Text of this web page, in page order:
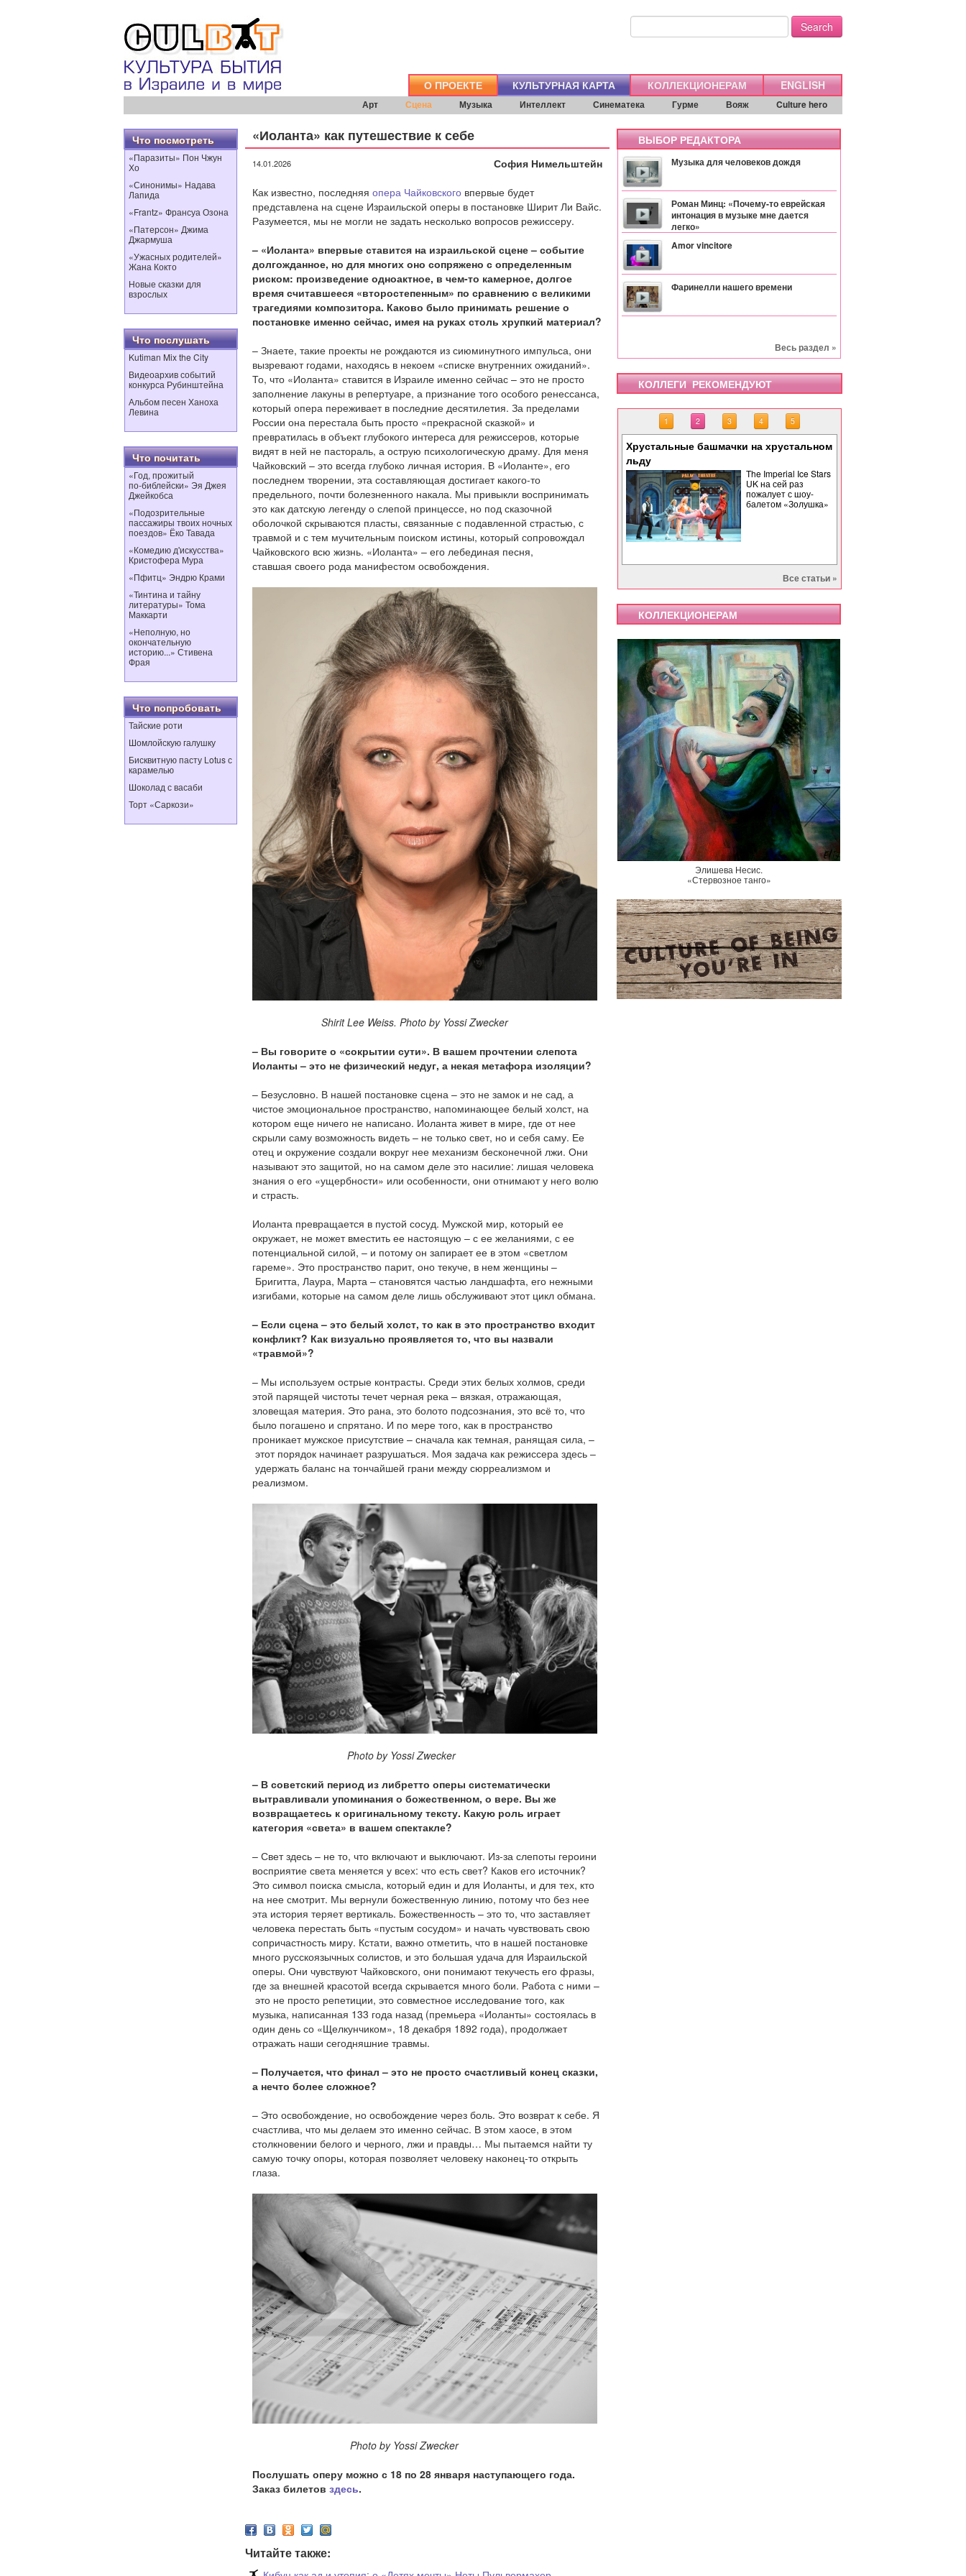
Search
О ПРОЕКТЕ КУЛЬТУРНАЯ КАРТА КОЛЛЕКЦИОНЕРАМ ENGLISH
Арт Сцена Музыка Интеллект Синематека Гурме Вояж Culture hero
Что посмотреть
«Паразиты» Пон Чжун
Хо
«Синонимы» Надава
Лапида
«Frantz» Франсуа Озона
«Патерсон» Джима
Джармуша
«Ужасных родителей»
Жана Кокто
Новые сказки для
взрослых
Что послушать
Kutiman Mix the City
Видеоархив событий
конкурса Рубинштейна
Альбом песен Ханоха
Левина
Что почитать
«Год, прожитый
по‑библейски» Эя Джея
Джейкобса
«Подозрительные
пассажиры твоих ночных
поездов» Ёко Тавада
«Комедию д'искусства»
Кристофера Мура
«Пфитц» Эндрю Крами
«Тинтина и тайну
литературы» Тома
Маккарти
«Неполную, но
окончательную
историю...» Стивена
Фрая
Что попробовать
Тайские роти
Шомлойскую галушку
Бисквитную пасту Lotus с
карамелью
Шоколад с васаби
Торт «Саркози»
«Иоланта» как путешествие к себе
14.01.2026
София Нимельштейн
Как известно, последняя опера Чайковского впервые будет
представлена на сцене Израильской оперы в постановке Ширит Ли Вайс.
Разумеется, мы не могли не задать несколько вопросов режиссеру.
– «Иоланта» впервые ставится на израильской сцене – событие
долгожданное, но для многих оно сопряжено с определенным
риском: произведение одноактное, в чем-то камерное, долгое
время считавшееся «второстепенным» по сравнению с великими
трагедиями композитора. Каково было принимать решение о
постановке именно сейчас, имея на руках столь хрупкий материал?
– Знаете, такие проекты не рождаются из сиюминутного импульса, они
вызревают годами, находясь в некоем «списке внутренних ожиданий».
То, что «Иоланта» ставится в Израиле именно сейчас – это не просто
заполнение лакуны в репертуаре, а признание того особого ренессанса,
который опера переживает в последние десятилетия. За пределами
России она перестала быть просто «прекрасной сказкой» и
превратилась в объект глубокого интереса для режиссеров, которые
видят в ней не пастораль, а острую психологическую драму. Для меня
Чайковский – это всегда глубоко личная история. В «Иоланте», его
последнем творении, эта составляющая достигает какого-то
предельного, почти болезненного накала. Мы привыкли воспринимать
это как датскую легенду о слепой принцессе, но под сказочной
оболочкой скрываются пласты, связанные с подавленной страстью, с
травмой и с тем мучительным поиском истины, который сопровождал
Чайковского всю жизнь. «Иоланта» – его лебединая песня,
ставшая своего рода манифестом освобождения.
Shirit Lee Weiss. Photo by Yossi Zwecker
– Вы говорите о «сокрытии сути». В вашем прочтении слепота
Иоланты – это не физический недуг, а некая метафора изоляции?
– Безусловно. В нашей постановке сцена – это не замок и не сад, а
чистое эмоциональное пространство, напоминающее белый холст, на
котором еще ничего не написано. Иоланта живет в мире, где от нее
скрыли саму возможность видеть – не только свет, но и себя саму. Ее
отец и окружение создали вокруг нее механизм бесконечной лжи. Они
называют это защитой, но на самом деле это насилие: лишая человека
знания о его «ущербности» или особенности, они отнимают у него волю
и страсть.
Иоланта превращается в пустой сосуд. Мужской мир, который ее
окружает, не может вместить ее настоящую – с ее желаниями, с ее
потенциальной силой, – и потому он запирает ее в этом «светлом
гареме». Это пространство парит, оно текуче, в нем женщины –
Бригитта, Лаура, Марта – становятся частью ландшафта, его нежными
изгибами, которые на самом деле лишь обслуживают этот цикл обмана.
– Если сцена – это белый холст, то как в это пространство входит
конфликт? Как визуально проявляется то, что вы назвали
«травмой»?
– Мы используем острые контрасты. Среди этих белых холмов, среди
этой парящей чистоты течет черная река – вязкая, отражающая,
зловещая материя. Это рана, это болото подсознания, это всё то, что
было погашено и спрятано. И по мере того, как в пространство
проникает мужское присутствие – сначала как темная, ранящая сила, –
этот порядок начинает разрушаться. Моя задача как режиссера здесь –
удержать баланс на тончайшей грани между сюрреализмом и
реализмом.
Photo by Yossi Zwecker
– В советский период из либретто оперы систематически
вытравливали упоминания о божественном, о вере. Вы же
возвращаетесь к оригинальному тексту. Какую роль играет
категория «света» в вашем спектакле?
– Свет здесь – не то, что включают и выключают. Из-за слепоты героини
восприятие света меняется у всех: что есть свет? Каков его источник?
Это символ поиска смысла, который един и для Иоланты, и для тех, кто
на нее смотрит. Мы вернули божественную линию, потому что без нее
эта история теряет вертикаль. Божественность – это то, что заставляет
человека перестать быть «пустым сосудом» и начать чувствовать свою
сопричастность миру. Кстати, важно отметить, что в нашей постановке
много русскоязычных солистов, и это большая удача для Израильской
оперы. Они чувствуют Чайковского, они понимают текучесть его фразы,
где за внешней красотой всегда скрывается много боли. Работа с ними –
это не просто репетиции, это совместное исследование того, как
музыка, написанная 133 года назад (премьера «Иоланты» состоялась в
один день со «Щелкунчиком», 18 декабря 1892 года), продолжает
отражать наши сегодняшние травмы.
– Получается, что финал – это не просто счастливый конец сказки,
а нечто более сложное?
– Это освобождение, но освобождение через боль. Это возврат к себе. Я
счастлива, что мы делаем это именно сейчас. В этом хаосе, в этом
столкновении белого и черного, лжи и правды… Мы пытаемся найти ту
самую точку опоры, которая позволяет человеку наконец-то открыть
глаза.
Photo by Yossi Zwecker
Послушать оперу можно с 18 по 28 января наступающего года.
Заказ билетов здесь.
Читайте также:
ВЫБОР РЕДАКТОРА
Музыка для человеков дождя
Роман Минц: «Почему-то еврейская
интонация в музыке мне дается
легко»
Amor vincitore
Фаринелли нашего времени
Весь раздел »
КОЛЛЕГИ РЕКОМЕНДУЮТ
1 2 3 4 5
Хрустальные башмачки на хрустальном
льду
The Imperial Ice Stars
UK на сей раз
пожалует с шоу-
балетом «Золушка»
Все статьи »
КОЛЛЕКЦИОНЕРАМ
Элишева Несис.
«Стервозное танго»